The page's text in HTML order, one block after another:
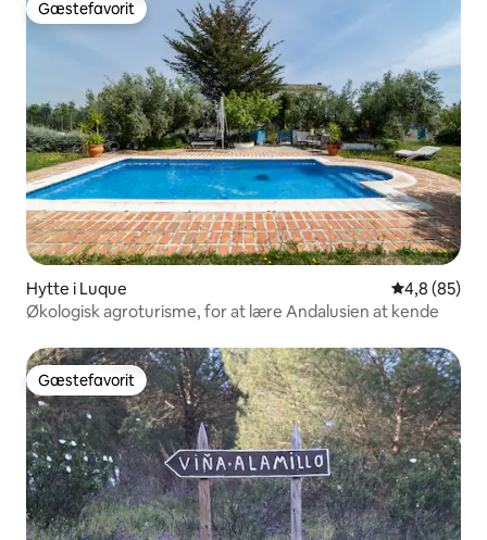
Gæstefavorit
Gæstefavorit
Hytte i Luque 4,8 ud af 5 i
4,8 (85)
Økologisk agroturisme, for at lære Andalusien at kende
Gæstefavorit
Gæstefavorit